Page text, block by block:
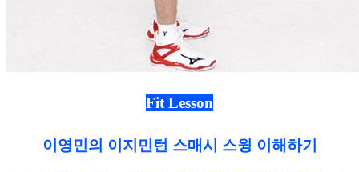
Fit Lesson
이영민의 이지민턴 스매시 스윙 이해하기